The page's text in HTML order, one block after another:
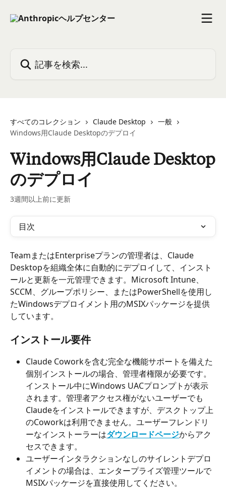
すべてのコレクション Claude Desktop
一般
Windows用Claude Desktopのデプロイ
Windows用Claude Desktop
のデプロイ
3週間以上前に更新
目次
TeamまたはEnterpriseプランの管理者は、Claude
Desktopを組織全体に自動的にデプロイして、インスト
ールと更新を一元管理できます。Microsoft Intune、
SCCM、グループポリシー、またはPowerShellを使用し
たWindowsデプロイメント用のMSIXパッケージを提供
しています。
インストール要件
Claude Coworkを含む完全な機能サポートを備えた
個別インストールの場合、管理者権限が必要です。
インストール中にWindows UACプロンプトが表示
されます。管理者アクセス権がないユーザーでも
Claudeをインストールできますが、デスクトップ上
のCoworkは利用できません。ユーザーフレンドリ
ーなインストーラーはダウンロードページからアク
セスできます。
ユーザーインタラクションなしのサイレントデプロ
イメントの場合は、エンタープライズ管理ツールで
MSIXパッケージを直接使用してください。